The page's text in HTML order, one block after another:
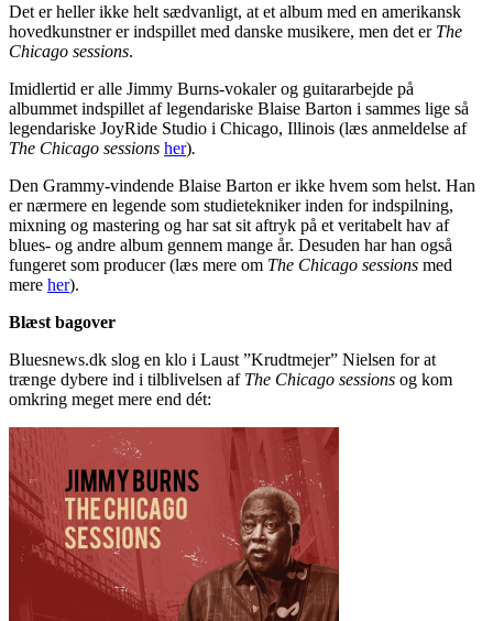
Det er heller ikke helt sædvanligt, at et album med en amerikansk
hovedkunstner er indspillet med danske musikere, men det er The
Chicago sessions.
Imidlertid er alle Jimmy Burns-vokaler og guitararbejde på
albummet indspillet af legendariske Blaise Barton i sammes lige så
legendariske JoyRide Studio i Chicago, Illinois (læs anmeldelse af
The Chicago sessions her).
Den Grammy-vindende Blaise Barton er ikke hvem som helst. Han
er nærmere en legende som studietekniker inden for indspilning,
mixning og mastering og har sat sit aftryk på et veritabelt hav af
blues- og andre album gennem mange år. Desuden har han også
fungeret som producer (læs mere om The Chicago sessions med
mere her).
Blæst bagover
Bluesnews.dk slog en klo i Laust ”Krudtmejer” Nielsen for at
trænge dybere ind i tilblivelsen af The Chicago sessions og kom
omkring meget mere end dét: